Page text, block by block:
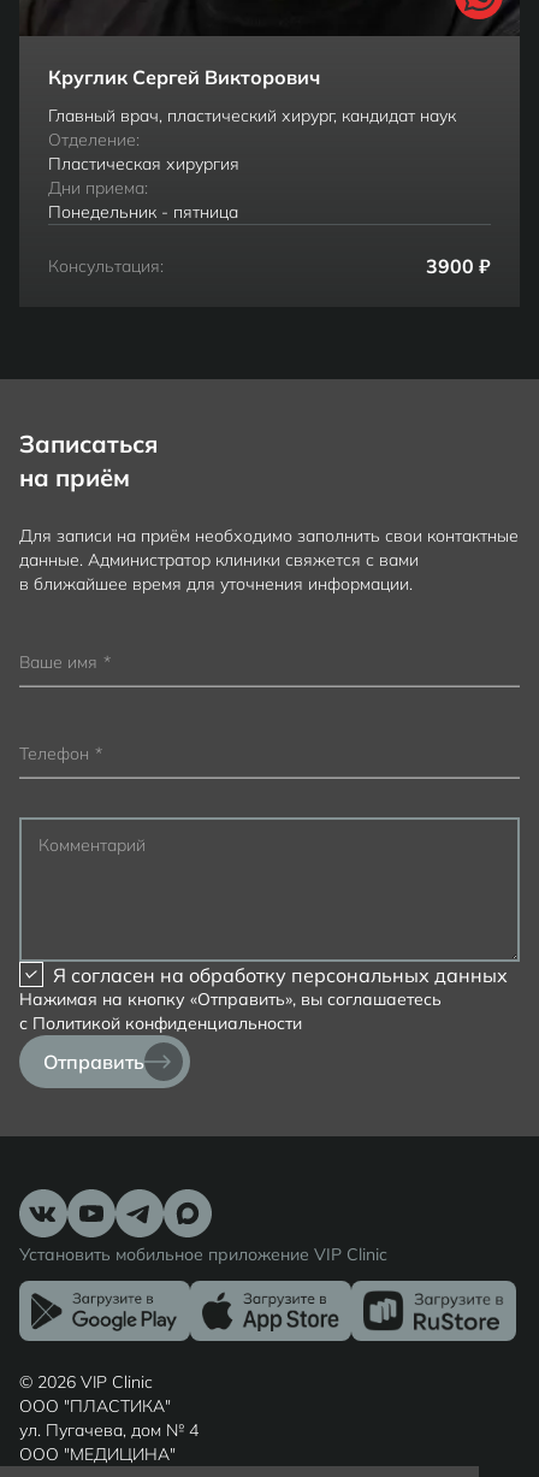
Круглик Сергей Викторович
Главный врач, пластический хирург, кандидат наук
Отделение:
Пластическая хирургия
Дни приема:
Понедельник - пятница
Консультация: 3900 ₽
Записаться
на приём
Для записи на приём необходимо заполнить свои контактные
данные. Администратор клиники свяжется с вами
в ближайшее время для уточнения информации.
Ваше имя *
Телефон *
Комментарий
Я согласен на обработку персональных данных
Нажимая на кнопку «Отправить», вы соглашаетесь
с Политикой конфиденциальности
Отправить
Установить мобильное приложение VIP Clinic
© 2026 VIP Clinic
ООО "ПЛАСТИКА"
ул. Пугачева, дом № 4
ООО "МЕДИЦИНА"